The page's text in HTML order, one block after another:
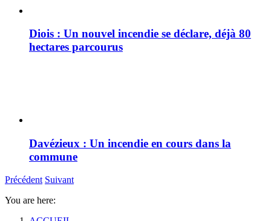
Diois : Un nouvel incendie se déclare, déjà 80
hectares parcourus
Davézieux : Un incendie en cours dans la
commune
Précédent Suivant
You are here: